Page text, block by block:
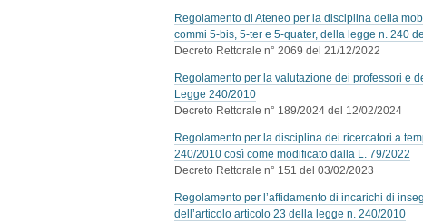
Regolamento di Ateneo per la disciplina della
commi 5-bis, 5-ter e 5-quater, della legge n. 240
Decreto Rettorale n° 2069 del 21/12/2022
Regolamento per la valutazione dei professori e
Legge 240/2010
Decreto Rettorale n° 189/2024 del 12/02/2024
Regolamento per la disciplina dei ricercatori a
240/2010 così come modificato dalla L. 79/2022
Decreto Rettorale n° 151 del 03/02/2023
Regolamento per l’affidamento di incarichi di
dell’articolo articolo 23 della legge n. 240/2010